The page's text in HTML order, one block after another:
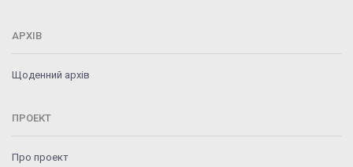
АРХІВ
Щоденний архів
ПРОЕКТ
Про проект